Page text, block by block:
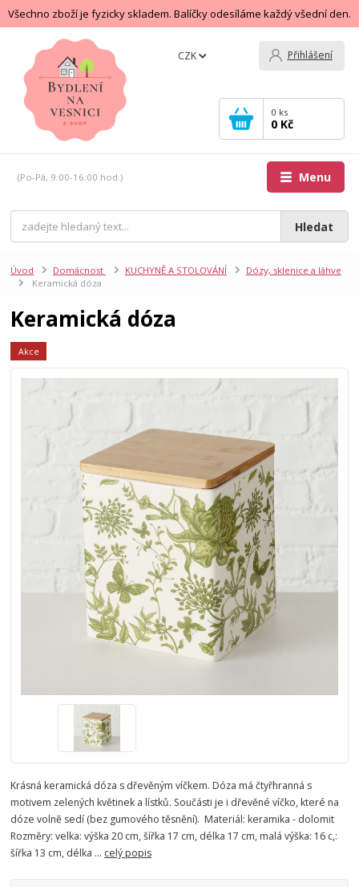
Všechno zboží je fyzicky skladem. Balíčky odesíláme každý všední den.
Menu
CZK Přihlášení
Hledat
(Po-Pá, 9:00-16:00 hod.)
0 ks
0 Kč
Úvod Domácnost KUCHYNĚ A STOLOVÁNÍ
Dózy, sklenice a láhve
Keramická dóza
Keramická dóza
Akce
Krásná keramická dóza s dřevěným víčkem. Dóza má čtyřhranná s
motivem zelených květinek a lístků. Součásti je i dřevěné víčko, které na
dóze volně sedí (bez gumového těsnění). Materiál: keramika - dolomit
Rozměry: velka: výška 20 cm, šířka 17 cm, délka 17 cm, malá výška: 16 c,:
šířka 13 cm, délka ... celý popis